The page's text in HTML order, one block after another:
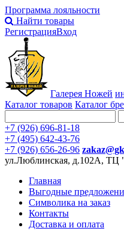
Программа лояльности
Найти товары
РегистрацияВход
Галерея Ножей
Каталог товаров Каталог
+7 (926) 696-81-18
+7 (495) 642-43-76
+7 (926) 656-26-96
ул.Люблинская, д.102А, ТЦ
Главная
Выгодные
Символика на заказ
Контакты
Доставка и оплата